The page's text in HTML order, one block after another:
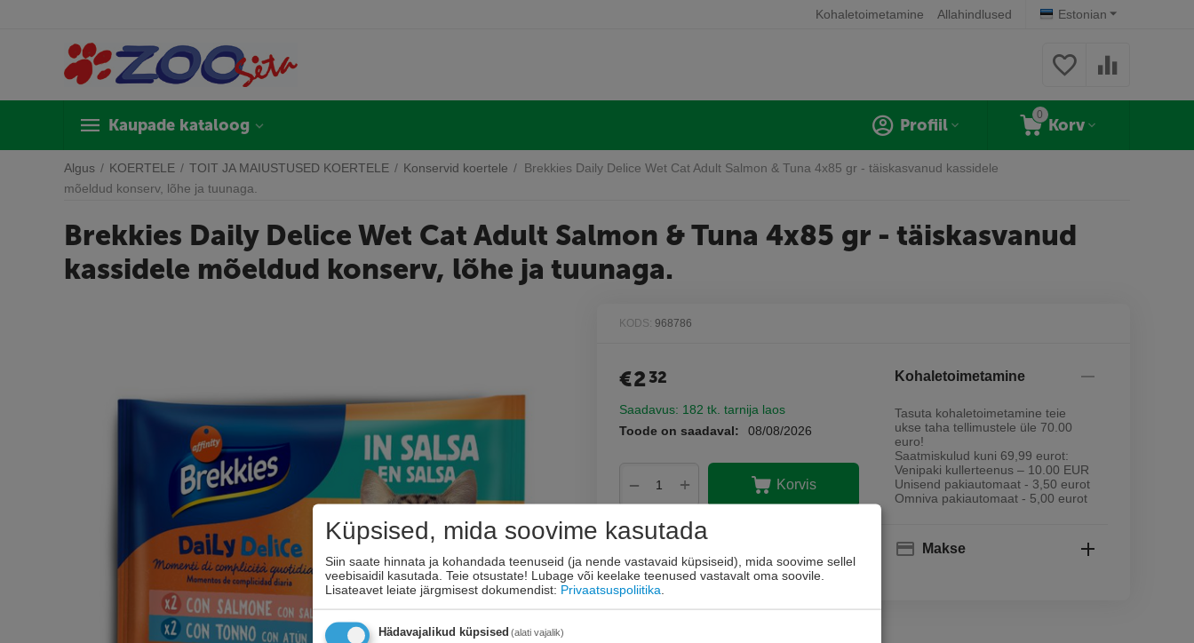
Estonian
Kohaletoimetamine Allahindlused
Kaupade kataloog
0
Korv
Profiil
Algus / KOERTELE / TOIT JA MAIUSTUSED KOERTELE / Konservid koertele / Brekkies Daily Delice Wet Cat Adult Salmon & Tuna 4x85 gr - täiskasvanud kassidele
mõeldud konserv, lõhe ja tuunaga.
Brekkies Daily Delice Wet Cat Adult Salmon & Tuna 4x85 gr - täiskasvanud
kassidele mõeldud konserv, lõhe ja tuunaga.
KODS: 968786
€2 32
Saadavus: 182 tk. tarnija laos
Toode on saadaval:
08/08/2026
+
− Korvis
Lisage sooviloendisse
Kohaletoimetamine
Tasuta kohaletoimetamine teie
ukse taha tellimustele üle 70.00
euro!
Saatmiskulud kuni 69,99 eurot:
Venipaki kullerteenus – 10.00 EUR
Unisend pakiautomaat - 3,50 eurot
Omniva pakiautomaat - 5,00 eurot
Makse
Küpsised, mida soovime kasutada
Siin saate hinnata ja kohandada teenuseid (ja nende vastavaid küpsiseid), mida soovime sellel
veebisaidil kasutada. Teie otsustate! Lubage või keelake teenused vastavalt oma soovile.
Lisateavet leiate järgmisest dokumendist: Privaatsuspoliitika
Hädavajalikud küpsised (alati vajalik)